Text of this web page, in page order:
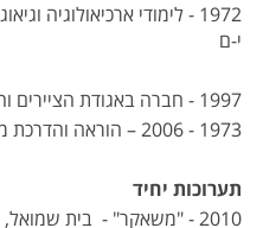
י-ם
1997 - חברה באגודת הציירים והפסלים – אימפקט
1973 - 2006 – הוראה והדרכת מורים לאמנות
תערוכות יחיד
2010 - "משאקר" - בית שמואל, ירושלים. אוצרת: דבורה גולדברגר